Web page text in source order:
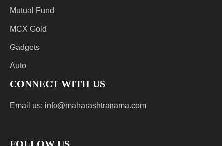
Mutual Fund
MCX Gold
Gadgets
Auto
CONNECT WITH US
Email us: info@maharashtranama.com